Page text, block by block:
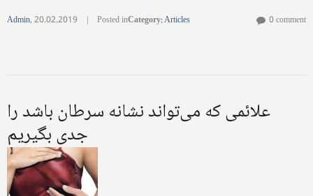
Admin,20.02.2019 | Posted inCategory:Articles 0 comment
علائمی که می‌تواند نشانه سرطان باشد را
جدی بگیریم